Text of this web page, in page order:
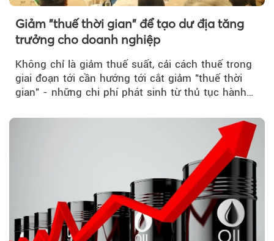
Giảm "thuế thời gian" để tạo dư địa tăng
trưởng cho doanh nghiệp
Không chỉ là giảm thuế suất, cải cách thuế trong
giai đoạn tới cần hướng tới cắt giảm "thuế thời
gian" - những chi phí phát sinh từ thủ tục hành